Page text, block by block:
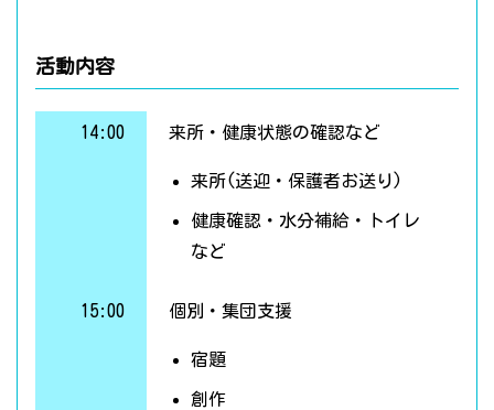
活動内容
14:00 来所・健康状態の確認など
来所(送迎・保護者お送り)
健康確認・水分補給・トイレ
など
15:00 個別・集団支援
宿題
創作